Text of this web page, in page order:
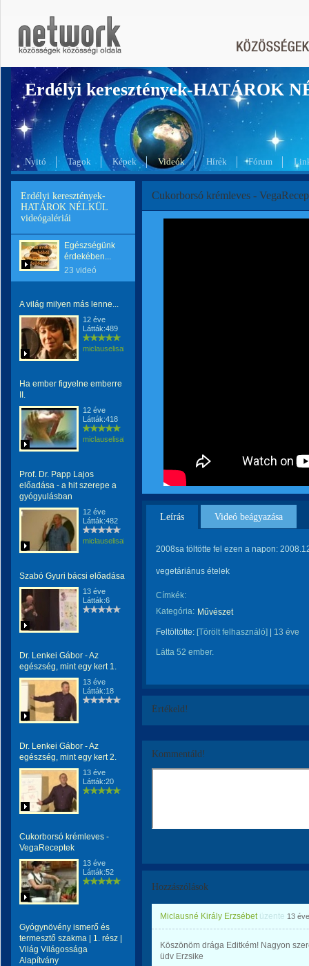
Erdélyi keresztények-HATÁROK
Nyitó Tagok Képek Videók Hírek Fórum
Erdélyi keresztények-
HATÁROK NÉLKÜL
videógalériái
Egészségünk
érdekében...
23 videó
A világ milyen más lenne...
12 éve
Látták:489
miclauselisabeta
Ha ember figyelne emberre
II.
12 éve
Látták:418
miclauselisabeta
Prof. Dr. Papp Lajos
előadása - a hit szerepe a
gyógyulásban
12 éve
Látták:482
miclauselisabeta
Szabó Gyuri bácsi előadása
13 éve
Látták:6
Dr. Lenkei Gábor - Az
egészség, mint egy kert 1.
13 éve
Látták:18
Dr. Lenkei Gábor - Az
egészség, mint egy kert 2.
13 éve
Látták:20
Cukorborsó krémleves -
VegaReceptek
13 éve
Látták:52
Gyógynövény ismerő és
termesztő szakma | 1. rész |
Világ Világossága
Alapítvány
Cukorborsó krémleves -
Leírás Videó beágyazása
2008sa töltötte fel ezen a napon:
vegetáriánus ételek
Címkék:
Kategória: Művészet
Feltöltötte: [Törölt felhasználó] 13 éve
Látta 52 ember.
Értékeld!
Kommentáld!
Hozzászólások
Miclausné Király Erzsébetüzente 13 éve
Köszönöm drága Editkém! Nagyon
üdv Erzsike